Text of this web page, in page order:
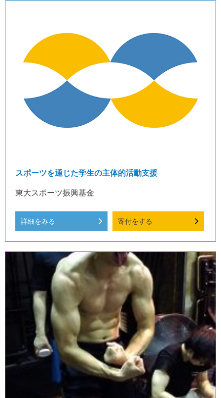
スポーツを通じた学生の主体的活動支援
東大スポーツ振興基金
詳細をみる 寄付をする